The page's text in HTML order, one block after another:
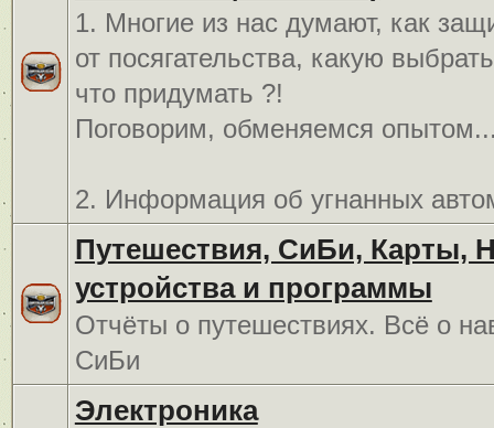
1. Многие из нас думают, как
от посягательства, какую
что придумать ?!
Поговорим, обменяемся
2. Информация об угнанных
Путешествия, СиБи, Карты,
устройства и программы
Отчёты о путешествиях. Всё о
СиБи
Электроника